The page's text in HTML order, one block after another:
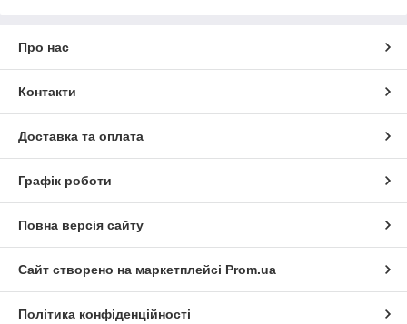
Про нас
Контакти
Доставка та оплата
Графік роботи
Повна версія сайту
Сайт створено на маркетплейсі Prom.ua
Політика конфіденційності